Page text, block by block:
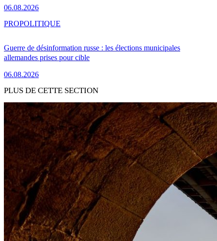
06.08.2026
Guerre de désinformation russe : les élections municipales
allemandes prises pour cible
06.08.2026
PROPOLITIQUE
PLUS DE CETTE SECTION